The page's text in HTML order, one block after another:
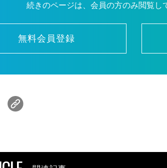
続きのページは、会員の方のみ閲覧し
無料会員登録